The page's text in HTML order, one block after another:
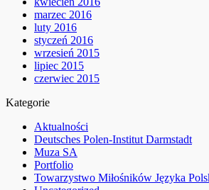
marzec 2016
luty 2016
styczeń 2016
wrzesień 2015
lipiec 2015
czerwiec 2015
Kategorie
Aktualności
Deutsches Polen-Institut Darmstadt
Muza SA
Portfolio
Towarzystwo Miłośników Języka